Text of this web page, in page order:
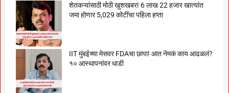
शेतकऱ्यांसाठी मोठी खुशखबर! 6 लाख 22 हजार खात्यांत
जमा होणार 5,029 कोटींचा पहिला हप्ता
IIT मुंबईच्या मेसवर FDAचा छापा! आत नेमकं काय आढळलं?
१० आस्थापनांवर धाडी